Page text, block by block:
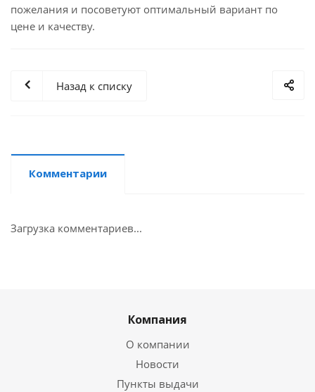
пожелания и посоветуют оптимальный вариант по
цене и качеству.
Назад к списку
Комментарии
Загрузка комментариев...
Компания
О компании
Новости
Пункты выдачи